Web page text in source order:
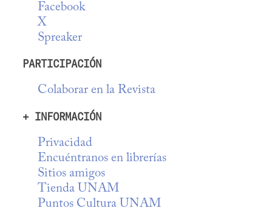
Facebook
X
Spreaker
PARTICIPACIÓN
Colaborar en la Revista
+ INFORMACIÓN
Privacidad
Encuéntranos en librerías
Sitios amigos
Tienda UNAM
Puntos Cultura UNAM